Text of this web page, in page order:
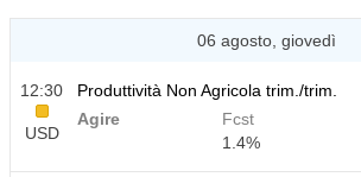
06 agosto, giovedì
12:30
USD
Produttività Non Agricola trim./trim.
Agire
Fcst
1.4%